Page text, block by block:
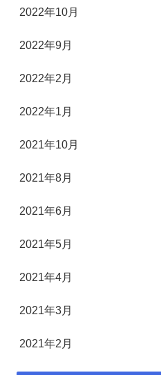
2022年10月
2022年9月
2022年2月
2022年1月
2021年10月
2021年8月
2021年6月
2021年5月
2021年4月
2021年3月
2021年2月